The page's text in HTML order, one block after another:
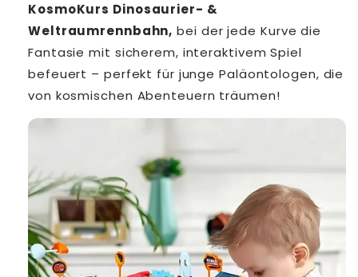
KosmoKurs Dinosaurier- &
Weltraumrennbahn, bei der jede Kurve die
Fantasie mit sicherem, interaktivem Spiel
befeuert – perfekt für junge Paläontologen, die
von kosmischen Abenteuern träumen!